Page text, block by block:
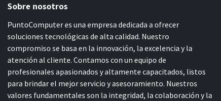
Sobre nosotros
PuntoComputer es una empresa dedicada a ofrecer
soluciones tecnológicas de alta calidad. Nuestro
compromiso se basa en la innovación, la excelencia y la
atención al cliente. Contamos con un equipo de
profesionales apasionados y altamente capacitados, listos
para brindar el mejor servicio y asesoramiento. Nuestros
valores fundamentales son la integridad, la colaboración y la